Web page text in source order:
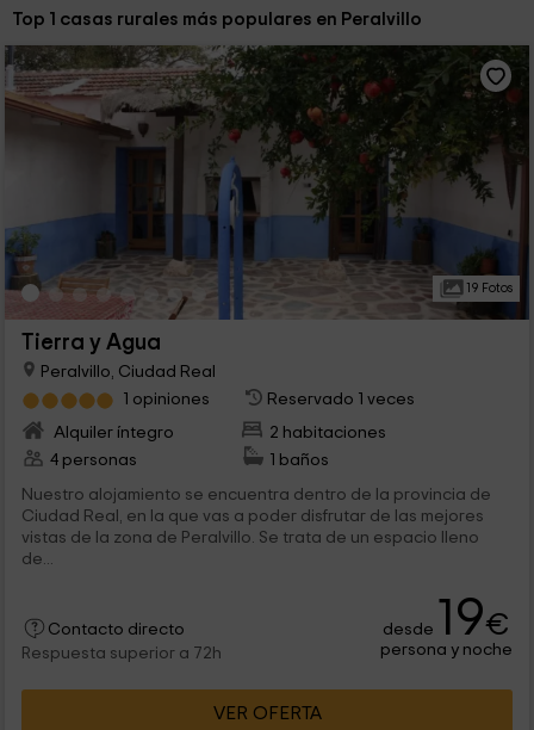
Ordenar por:
Top 1 casas rurales más populares en Peralvillo
19 Fotos
Tierra y Agua
Peralvillo, Ciudad Real
1 opiniones
Reservado 1 veces
Alquiler íntegro
2 habitaciones
4 personas
1 baños
Nuestro alojamiento se encuentra dentro de la provincia de
Ciudad Real, en la que vas a poder disfrutar de las mejores
vistas de la zona de Peralvillo. Se trata de un espacio lleno
de...
Contacto directo
Respuesta superior a 72h
desde 19€
persona y noche
VER OFERTA